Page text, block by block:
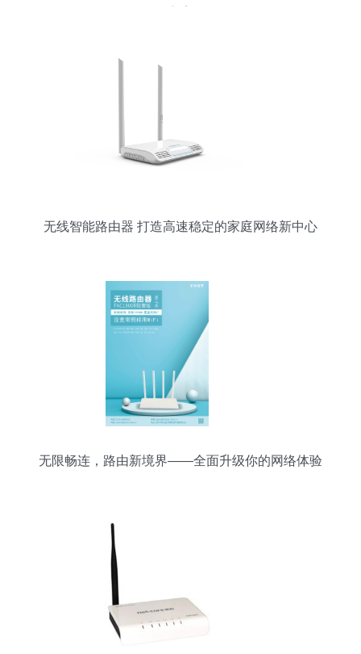
无线智能路由器 打造高速稳定的家庭网络新中心
无限畅连，路由新境界——全面升级你的网络体验